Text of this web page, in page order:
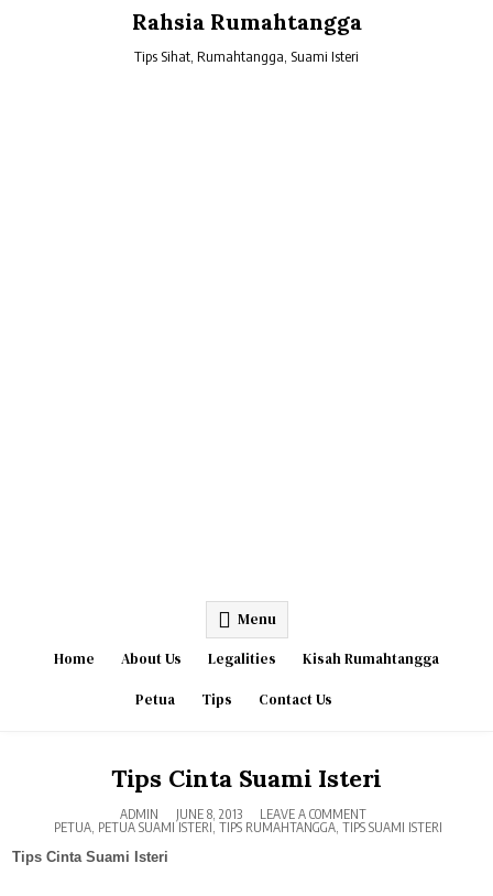
Rahsia Rumahtangga
Tips Sihat, Rumahtangga, Suami Isteri
Menu
Home About Us Legalities Kisah Rumahtangga
Petua Tips Contact Us
Tips Cinta Suami Isteri
ADMIN JUNE 8, 2013 LEAVE A COMMENTON
TIPS
POSTED
PETUA, PETUA SUAMI ISTERI, TIPS RUMAHTANGGA, TIPS SUAMI ISTERI
Tips Cinta Suami Isteri